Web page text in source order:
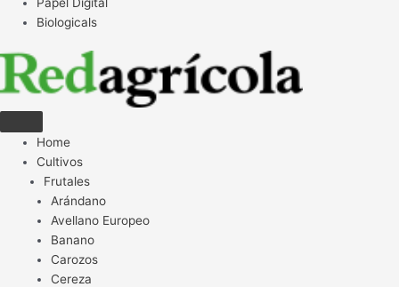
Biologicals
Home
Cultivos
Frutales
Arándano
Avellano Europeo
Banano
Carozos
Cereza